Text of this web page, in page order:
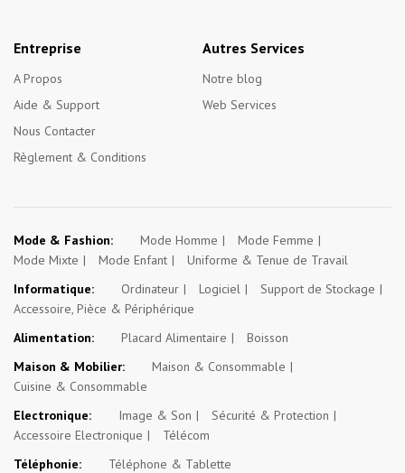
Entreprise
A Propos
Aide & Support
Nous Contacter
Règlement & Conditions
Autres Services
Notre blog
Web Services
Mode & Fashion: Mode Homme
Mode Femme
Mode Mixte
Mode Enfant
Uniforme & Tenue de Travail
Informatique:
Ordinateur Logiciel
Support de Stockage
Accessoire, Pièce & Périphérique
Alimentation:
Placard Alimentaire
Boisson
Maison & Mobilier:
Maison & Consommable
Cuisine & Consommable
Electronique:
Image & Son
Sécurité & Protection
Accessoire Electronique
Télécom
Téléphonie:
Téléphone & Tablette